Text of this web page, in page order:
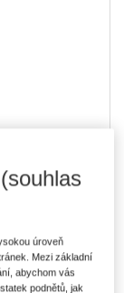
úroveň
Mezi základní
abychom vás
podnětů, jak